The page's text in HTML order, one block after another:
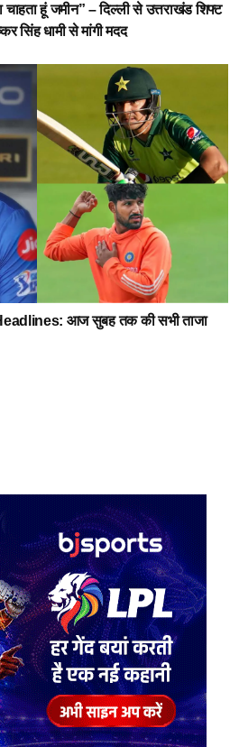
हूं जमीन” – दिल्ली से उत्तराखंड शिफ्ट
सिंह धामी से मांगी मदद
आज सुबह तक की सभी ताजा